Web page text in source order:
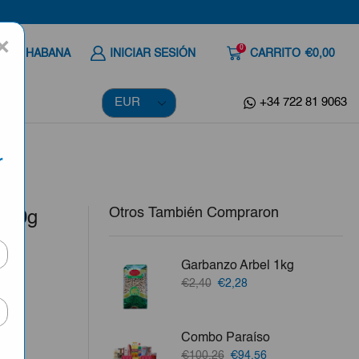
A LA HABANA INICIAR SESIÓN 0 CARRITO €0,00
+34 722 81 9063
Otros También Compraron
Garbanzo Arbel 1kg
€2,40 El
€2,40.
€2,28El
€2,28.
Combo Paraíso
€100,26 El
€94,56El